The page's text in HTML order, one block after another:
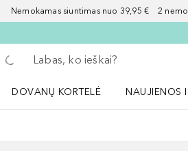
Nemokamas siuntimas nuo 39,95 € 2
Grįžk atgal
Vykdykite paiešką
DOVANŲ KORTELĖ
NAUJIENOS